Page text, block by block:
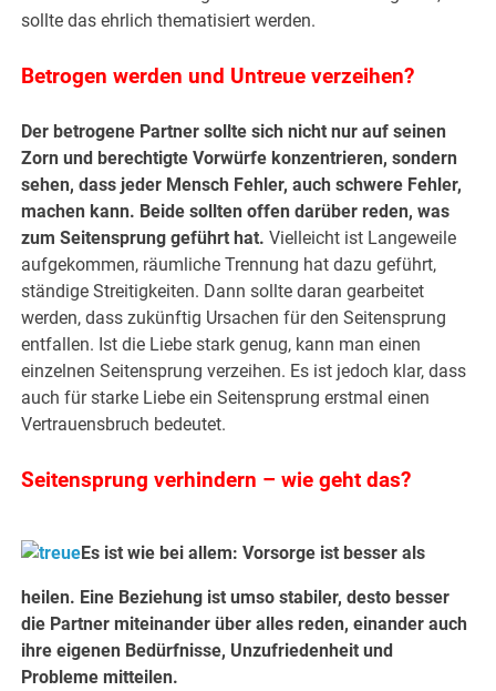
sollte das ehrlich thematisiert werden.
Betrogen werden und Untreue verzeihen?
Der betrogene Partner sollte sich nicht nur auf seinen
Zorn und berechtigte Vorwürfe konzentrieren, sondern
sehen, dass jeder Mensch Fehler, auch schwere Fehler,
machen kann. Beide sollten offen darüber reden, was
zum Seitensprung geführt hat. Vielleicht ist Langeweile
aufgekommen, räumliche Trennung hat dazu geführt,
ständige Streitigkeiten. Dann sollte daran gearbeitet
werden, dass zukünftig Ursachen für den Seitensprung
entfallen. Ist die Liebe stark genug, kann man einen
einzelnen Seitensprung verzeihen. Es ist jedoch klar, dass
auch für starke Liebe ein Seitensprung erstmal einen
Vertrauensbruch bedeutet.
Seitensprung verhindern – wie geht das?
Es ist wie bei allem: Vorsorge ist besser als
heilen. Eine Beziehung ist umso stabiler, desto besser
die Partner miteinander über alles reden, einander auch
ihre eigenen Bedürfnisse, Unzufriedenheit und
Probleme mitteilen.